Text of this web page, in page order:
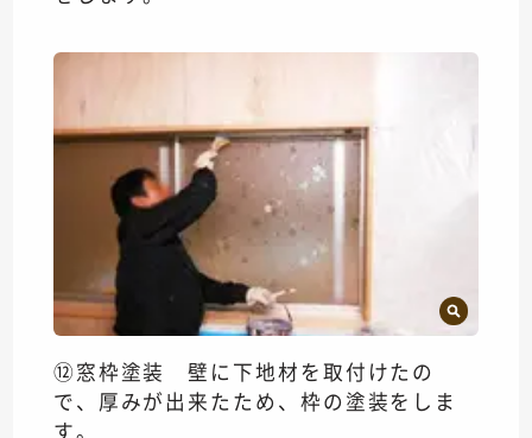
⑫窓枠塗装 壁に下地材を取付けたの
で、厚みが出来たため、枠の塗装をしま
す。